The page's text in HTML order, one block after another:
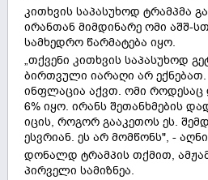
კითხვის საპასუხოდ ტრამპმა
ირანთან მიმდინარე ომი აშშ-
სამხედრო წარმატება იყო.
„თქვენი კითხვის საპასუხოდ
ბირთვული იარაღი არ ექნებათ.
ინფლაცია აქვთ. ომი როდესაც
6% იყო. ირანს შეთანხმების
იცის, როგორ გააკეთოს ეს.
ესვრიან. ეს არ მომწონს", -
დონალდ ტრამპის თქმით,
პირველი სამიზნეა.